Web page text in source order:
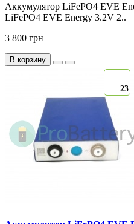
Аккумулятор LiFePO4 EVE
LiFePO4 EVE Energy 3.2V 2..
3 800 грн
В корзину
23